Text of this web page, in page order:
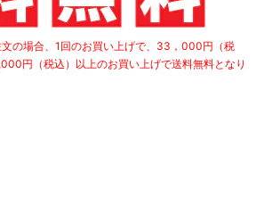
の場合、1回のお買い上げで、33，000円（税
円（税込）以上のお買い上げで送料無料となり